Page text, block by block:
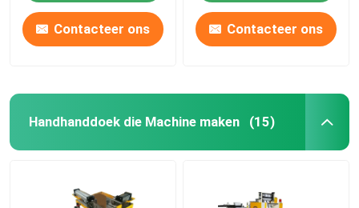
Contacteer ons Contacteer ons
Handhanddoek die Machine maken (15)